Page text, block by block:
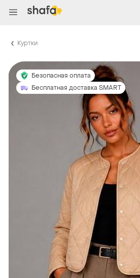
Куртки
Безопасная оплата
Бесплатная доставка SMART